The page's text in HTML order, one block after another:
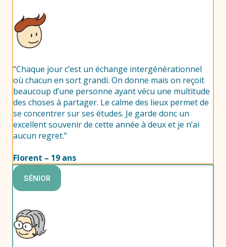
“Chaque jour c’est un échange intergénérationnel
où chacun en sort grandi. On donne mais on reçoit
beaucoup d’une personne ayant vécu une multitude
des choses à partager. Le calme des lieux permet de
se concentrer sur ses études. Je garde donc un
excellent souvenir de cette année à deux et je n’ai
aucun regret.”
Florent – 19 ans
SÉNIOR